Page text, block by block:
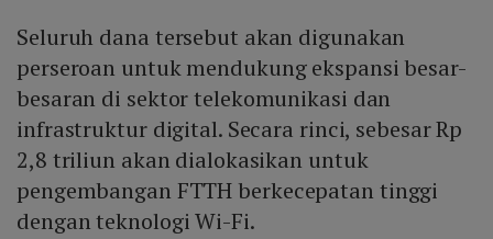
Seluruh dana tersebut akan digunakan
perseroan untuk mendukung ekspansi besar-
besaran di sektor telekomunikasi dan
infrastruktur digital. Secara rinci, sebesar Rp
2,8 triliun akan dialokasikan untuk
pengembangan FTTH berkecepatan tinggi
dengan teknologi Wi-Fi.